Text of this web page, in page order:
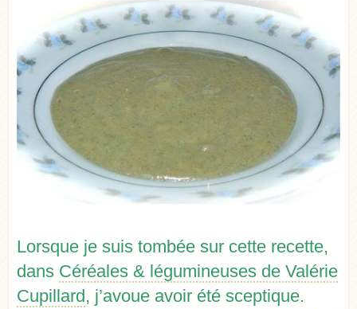
Lorsque je suis tombée sur cette recette,
dans Céréales & légumineuses de Valérie
Cupillard, j’avoue avoir été sceptique.